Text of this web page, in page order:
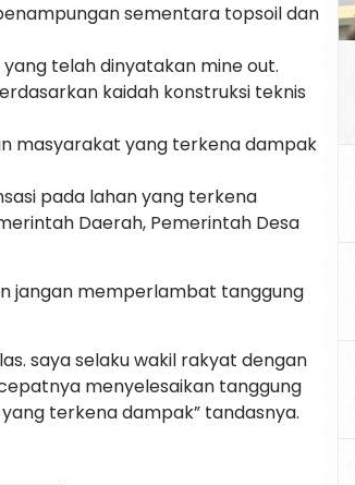
sementara topsoil dan
telah dinyatakan mine out.
kaidah konstruksi teknis
masyarakat yang terkena dampak
pada lahan yang terkena
Daerah, Pemerintah Desa
jangan memperlambat tanggung
saya selaku wakil rakyat dengan
menyelesaikan tanggung
terkena dampak” tandasnya.